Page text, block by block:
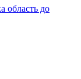
область до